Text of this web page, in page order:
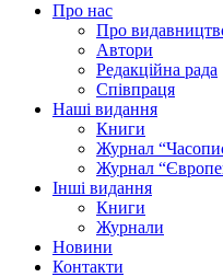
Про нас
Про
Автори
Редакційна рада
Співпраця
Наші видання
Книги
Журнал
Журнал
Інші видання
Книги
Журнали
Новини
Контакти